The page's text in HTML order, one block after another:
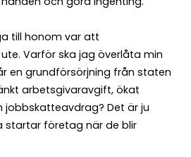
till honom var att
Varför ska jag överlåta min
en grundförsörjning från staten
arbetsgivaravgift, ökat
jobbskatteavdrag? Det är ju
företag när de blir